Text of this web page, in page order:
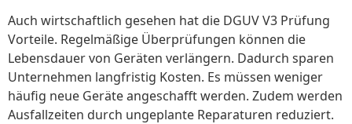
Auch wirtschaftlich gesehen hat die DGUV V3 Prüfung
Vorteile. Regelmäßige Überprüfungen können die
Lebensdauer von Geräten verlängern. Dadurch sparen
Unternehmen langfristig Kosten. Es müssen weniger
häufig neue Geräte angeschafft werden. Zudem werden
Ausfallzeiten durch ungeplante Reparaturen reduziert.